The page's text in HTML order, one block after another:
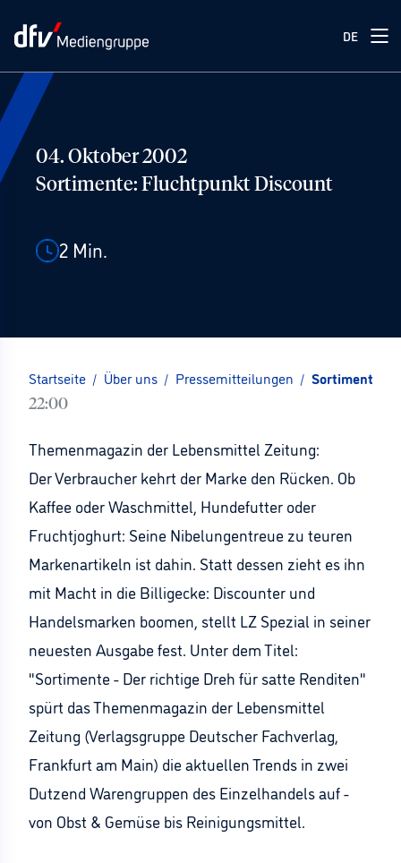
DE
04. Oktober 2002
Sortimente: Fluchtpunkt Discount
2 Min.
Startseite / Über uns / Pressemitteilungen / Sortimente:
22:00
Themenmagazin der Lebensmittel Zeitung:
Der Verbraucher kehrt der Marke den Rücken. Ob
Kaffee oder Waschmittel, Hundefutter oder
Fruchtjoghurt: Seine Nibelungentreue zu teuren
Markenartikeln ist dahin. Statt dessen zieht es ihn
mit Macht in die Billigecke: Discounter und
Handelsmarken boomen, stellt LZ Spezial in seiner
neuesten Ausgabe fest. Unter dem Titel:
"Sortimente - Der richtige Dreh für satte Renditen"
spürt das Themenmagazin der Lebensmittel
Zeitung (Verlagsgruppe Deutscher Fachverlag,
Frankfurt am Main) die aktuellen Trends in zwei
Dutzend Warengruppen des Einzelhandels auf -
von Obst & Gemüse bis Reinigungsmittel.